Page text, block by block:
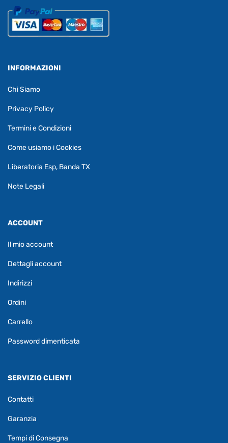
INFORMAZIONI
Chi Siamo
Privacy Policy
Termini e Condizioni
Come usiamo i Cookies
Liberatoria Esp, Banda TX
Note Legali
ACCOUNT
Il mio account
Dettagli account
Indirizzi
Ordini
Carrello
Password dimenticata
SERVIZIO CLIENTI
Contatti
Garanzia
Tempi di Consegna